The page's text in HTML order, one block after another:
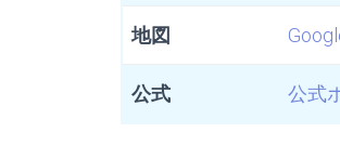
地図
公式 公式